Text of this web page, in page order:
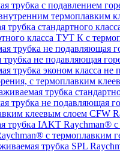
термоплавким
класса ТУТ К с
трубка не подавляющая
с термоплавким
клеевым слоем CFW
с термоплавким